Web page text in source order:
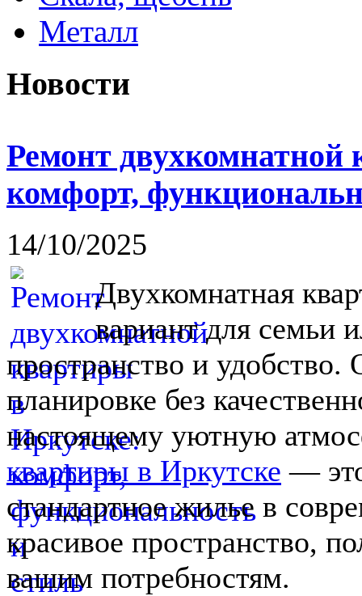
Металл
Новости
Ремонт
комфорт,
14/10/2025
Двухкомнатная
вариант для семьи
пространство и
планировке без
настоящему уютную
квартиры в Иркутске —
стандартное жилье в
красивое пространство,
вашим потребностям.